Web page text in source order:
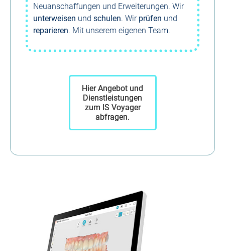
Neuanschaffungen und Erweiterungen. Wir
unterweisen und schulen. Wir prüfen und
reparieren. Mit unserem eigenen Team.
Hier Angebot und
Dienstleistungen
zum IS Voyager
abfragen.